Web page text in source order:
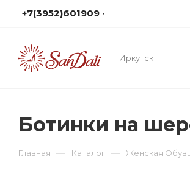
+7(3952)601909
Иркутск
Ботинки на
Главная — Каталог — Женская